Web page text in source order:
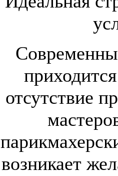
отсутствие
возникает